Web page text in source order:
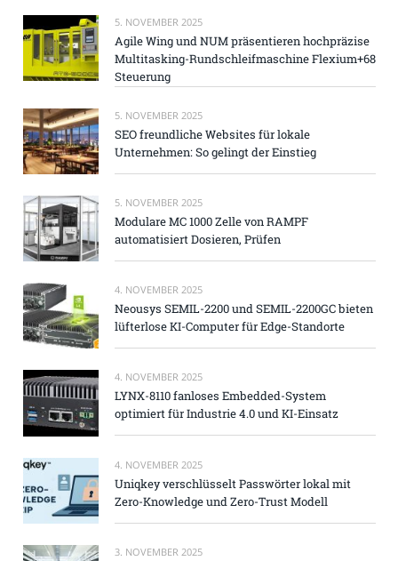
5. NOVEMBER 2025
Agile Wing und NUM präsentieren hochpräzise
Multitasking-Rundschleifmaschine Flexium+68
Steuerung
5. NOVEMBER 2025
SEO freundliche Websites für lokale
Unternehmen: So gelingt der Einstieg
5. NOVEMBER 2025
Modulare MC 1000 Zelle von RAMPF
automatisiert Dosieren, Prüfen
4. NOVEMBER 2025
Neousys SEMIL-2200 und SEMIL-2200GC bieten
lüfterlose KI-Computer für Edge-Standorte
4. NOVEMBER 2025
LYNX-8110 fanloses Embedded-System
optimiert für Industrie 4.0 und KI-Einsatz
4. NOVEMBER 2025
Uniqkey verschlüsselt Passwörter lokal mit
Zero-Knowledge und Zero-Trust Modell
3. NOVEMBER 2025